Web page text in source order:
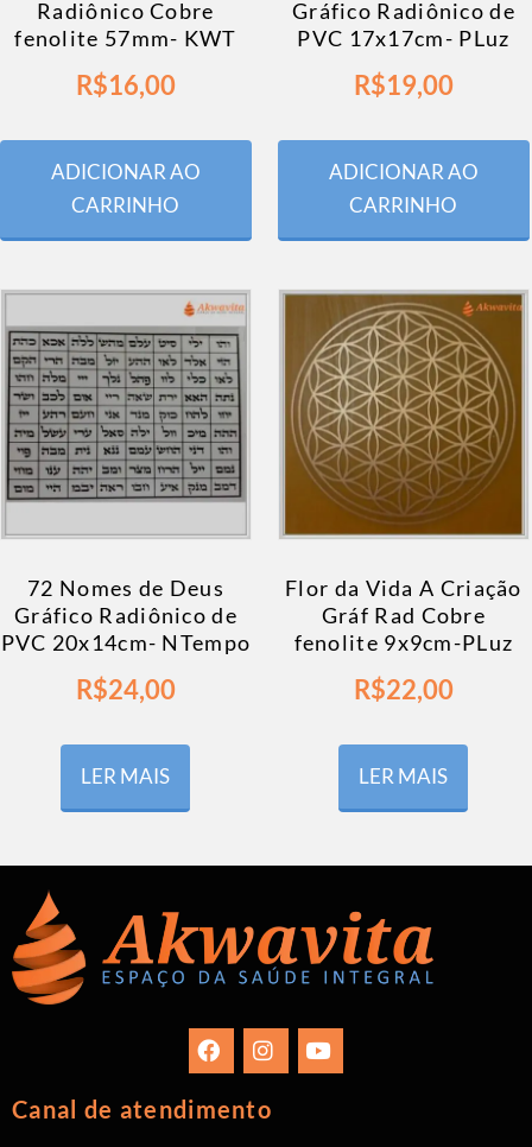
Radiônico Cobre
fenolite 57mm- KWT
R$16,00
ADICIONAR AO
CARRINHO
Gráfico Radiônico de
PVC 17x17cm- PLuz
R$19,00
ADICIONAR AO
CARRINHO
72 Nomes de Deus
Gráfico Radiônico de
PVC 20x14cm- NTempo
R$24,00
LER MAIS
Flor da Vida A Criação
Gráf Rad Cobre
fenolite 9x9cm-PLuz
R$22,00
LER MAIS
Canal de atendimento